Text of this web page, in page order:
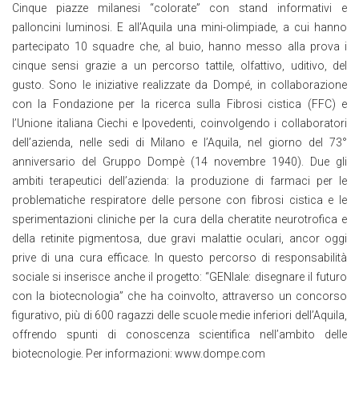
Cinque piazze milanesi “colorate” con stand informativi e
palloncini luminosi. E all’Aquila una mini-olimpiade, a cui hanno
partecipato 10 squadre che, al buio, hanno messo alla prova i
cinque sensi grazie a un percorso tattile, olfattivo, uditivo, del
gusto. Sono le iniziative realizzate da Dompé, in collaborazione
con la Fondazione per la ricerca sulla Fibrosi cistica (FFC) e
l’Unione italiana Ciechi e Ipovedenti, coinvolgendo i collaboratori
dell’azienda, nelle sedi di Milano e l’Aquila, nel giorno del 73°
anniversario del Gruppo Dompè (14 novembre 1940). Due gli
ambiti terapeutici dell’azienda: la produzione di farmaci per le
problematiche respiratore delle persone con fibrosi cistica e le
sperimentazioni cliniche per la cura della cheratite neurotrofica e
della retinite pigmentosa, due gravi malattie oculari, ancor oggi
prive di una cura efficace. In questo percorso di responsabilità
sociale si inserisce anche il progetto: “GENIale: disegnare il futuro
con la biotecnologia” che ha coinvolto, attraverso un concorso
figurativo, più di 600 ragazzi delle scuole medie inferiori dell’Aquila,
offrendo spunti di conoscenza scientifica nell’ambito delle
biotecnologie. Per informazioni: www.dompe.com